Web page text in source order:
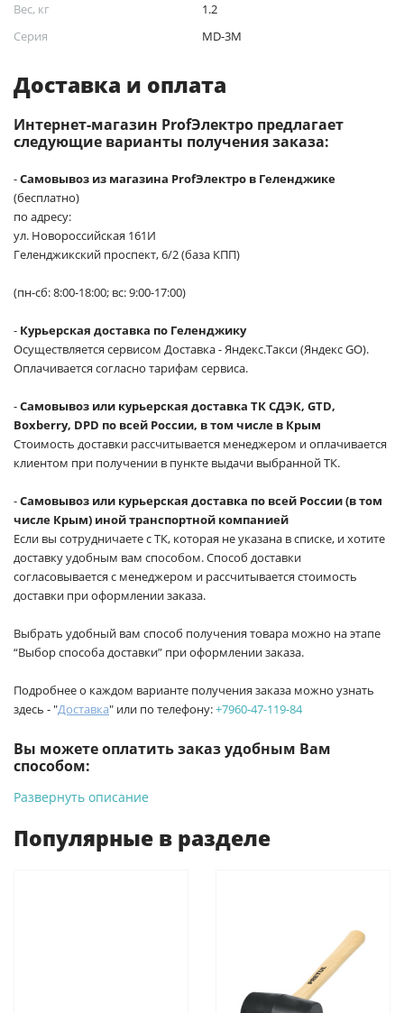
Вес, кг
1.2
Серия
MD-3M
Доставка и оплата
Интернет-магазин ProfЭлектро предлагает
следующие варианты получения заказа:
-Самовывоз из магазина ProfЭлектро в Геленджике
(бесплатно)
по адресу:
ул. Новороссийская 161И
Геленджикский проспект, 6/2 (база КПП)
(пн-сб: 8:00-18:00; вс: 9:00-17:00)
- Курьерская доставка по Геленджику
Осуществляется сервисом Доставка - Яндекс.Такси (Яндекс GO).
Оплачивается согласно тарифам сервиса.
-Самовывоз или курьерская доставка ТК СДЭК, GTD,
Boxberry, DPD по всей России, в том числе в Крым
Стоимость доставки рассчитывается менеджером и оплачивается
клиентом при получении в пункте выдачи выбранной ТК.
-Самовывоз или курьерская доставка по всей России (в том
числе Крым) иной транспортной компанией
Если вы сотрудничаете с ТК, которая не указана в списке, и хотите
доставку удобным вам способом. Способ доставки
согласовывается с менеджером и рассчитывается стоимость
доставки при оформлении заказа.
Выбрать удобный вам способ получения товара можно на этапе
“Выбор способа доставки” при оформлении заказа.
Подробнее о каждом варианте получения заказа можно узнать
здесь - "Доставка" или по телефону:+7960-47-119-84
Вы можете оплатить заказ удобным Вам
способом:
-Банковской картой на сайте ProffЭлектро. Данный вид
Для юридических лиц: переводом на расчетный счет при
Подробнее о способах оплаты можно узнать здесь - "Оплата"
Развернуть описание
Популярные в разделе